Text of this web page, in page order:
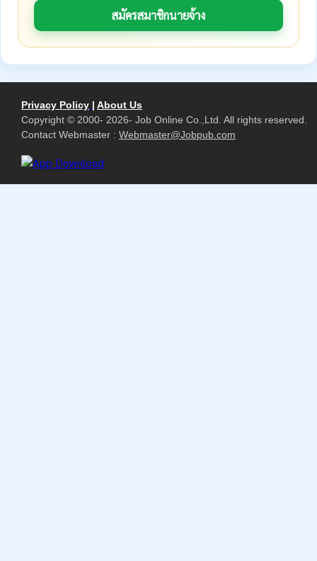
สมัครสมาชิกนายจ้าง
Privacy Policy | About Us
Copyright © 2000- 2026- Job Online Co.,Ltd. All rights reserved.
Contact Webmaster : Webmaster@Jobpub.com